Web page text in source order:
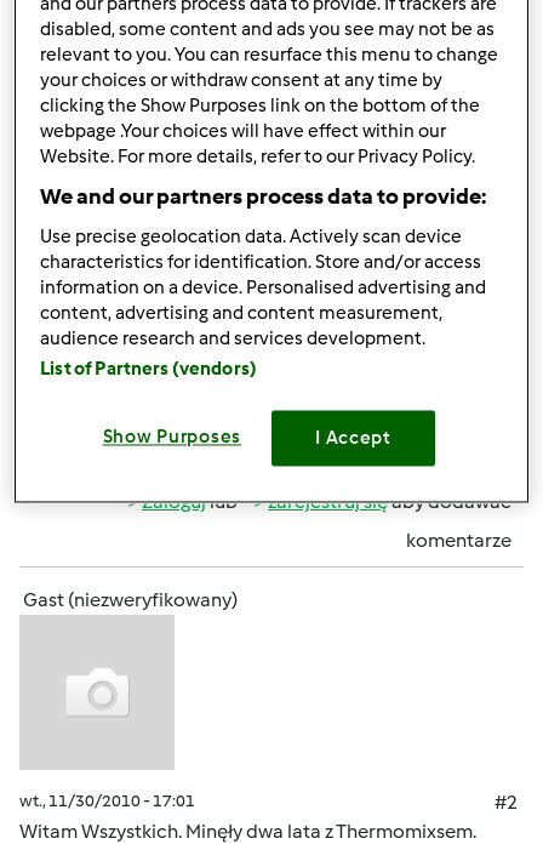
epsomka
(niezweryfikowany)
śr., 03/18/2020 - 12:46
Cześć! Co u was? Jak Wam mija dzień?
-----------------
VaryForte Premium Plus
Góra strony
Zalogujlub zarejestruj sięaby dodawać
komentarze
Gast (niezweryfikowany)
wt., 11/30/2010 - 17:01
#2
Witam Wszystkich. Minęły dwa lata z Thermomixsem.
disabled, some content and ads you see may not be as
relevant to you. You can resurface this menu to change
your choices or withdraw consent at any time by
clicking the Show Purposes link on the bottom of the
webpage .Your choices will have effect within our
Website. For more details, refer to our Privacy Policy.
We and our partners process data to provide:
Use precise geolocation data. Actively scan device
characteristics for identification. Store and/or access
information on a device. Personalised advertising and
content, advertising and content measurement,
audience research and services development.
List of Partners (vendors)
Show Purposes I Accept